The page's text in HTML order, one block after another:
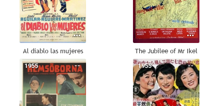
Al diablo las mujeres The Jubilee of Mr Ikel
--
1955 --
1955